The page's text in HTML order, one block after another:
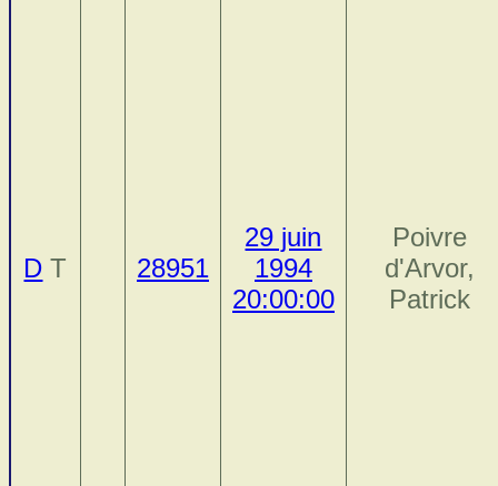
D T 28951
29 juin
1994
20:00:00
Poivre
d'Arvor,
Patrick